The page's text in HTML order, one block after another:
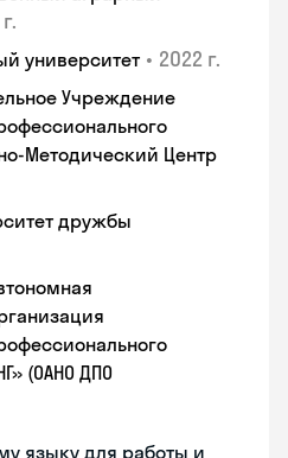
университет • 2022 г.
Учреждение
Методический Центр
дружбы
(ОАНО ДПО
языку для работы и